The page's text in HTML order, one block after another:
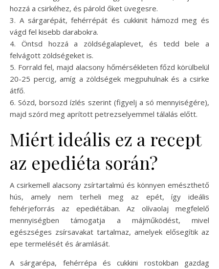
hozzá a csirkéhez, és párold őket üvegesre.
3. A sárgarépát, fehérrépát és cukkinit hámozd meg és
vágd fel kisebb darabokra.
4. Öntsd hozzá a zöldségalaplevet, és tedd bele a
felvágott zöldségeket is.
5. Forrald fel, majd alacsony hőmérsékleten főzd körülbelül
20-25 percig, amíg a zöldségek megpuhulnak és a csirke
átfő.
6. Sózd, borsozd ízlés szerint (figyelj a só mennyiségére),
majd szórd meg aprított petrezselyemmel tálalás előtt.
Miért ideális ez a recept
az epediéta során?
A csirkemell alacsony zsírtartalmú és könnyen emészthető
hús, amely nem terheli meg az epét, így ideális
fehérjeforrás az epediétában. Az olívaolaj megfelelő
mennyiségben támogatja a májműködést, mivel
egészséges zsírsavakat tartalmaz, amelyek elősegítik az
epe termelését és áramlását.
A sárgarépa, fehérrépa és cukkini rostokban gazdag